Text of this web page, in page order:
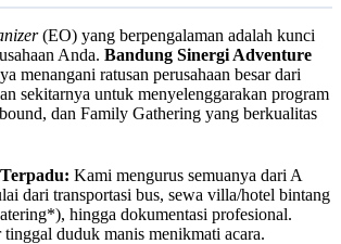
(EO) yang berpengalaman adalah kunci
Anda. Bandung Sinergi Adventure
menangani ratusan perusahaan besar dari
sekitarnya untuk menyelenggarakan program
dan Family Gathering yang berkualitas
Kami mengurus semuanya dari A
dari transportasi bus, sewa villa/hotel bintang
hingga dokumentasi profesional.
tinggal duduk manis menikmati acara.